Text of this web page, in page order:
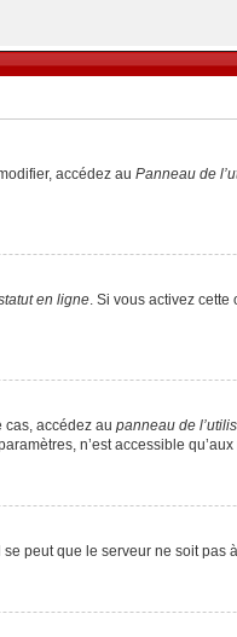
accédez au Panneau de
en ligne. Si vous activez
cas, accédez au panneau de
n’est accessible
peut que le serveur ne soit pas